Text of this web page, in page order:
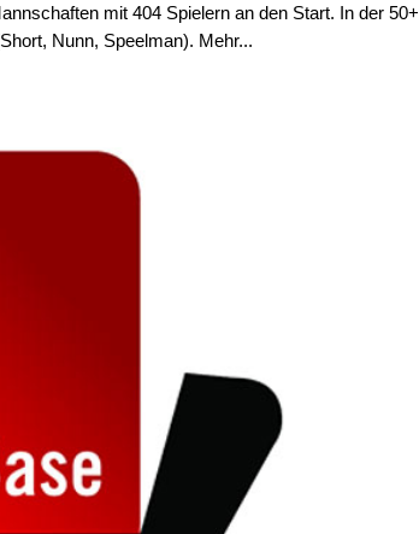
mit 404 Spielern an den Start. In der 50+
Nunn, Speelman). Mehr...